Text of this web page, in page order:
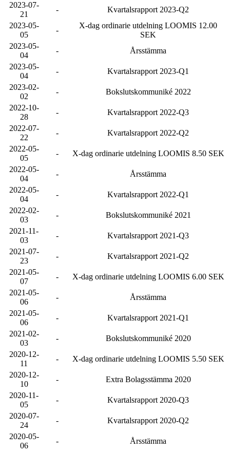
2023-07-
21
-
Kvartalsrapport 2023-Q2
2023-05-
05
-
X-dag ordinarie utdelning LOOMIS 12.00
SEK
2023-05-
04
-
Årsstämma
2023-05-
04
-
Kvartalsrapport 2023-Q1
2023-02-
02
-
Bokslutskommuniké 2022
2022-10-
28
-
Kvartalsrapport 2022-Q3
2022-07-
22
-
Kvartalsrapport 2022-Q2
2022-05-
05
-
X-dag ordinarie utdelning LOOMIS 8.50 SEK
2022-05-
04
-
Årsstämma
2022-05-
04
-
Kvartalsrapport 2022-Q1
2022-02-
03
-
Bokslutskommuniké 2021
2021-11-
03
-
Kvartalsrapport 2021-Q3
2021-07-
23
-
Kvartalsrapport 2021-Q2
2021-05-
07
-
X-dag ordinarie utdelning LOOMIS 6.00 SEK
2021-05-
06
-
Årsstämma
2021-05-
06
-
Kvartalsrapport 2021-Q1
2021-02-
03
-
Bokslutskommuniké 2020
2020-12-
11
-
X-dag ordinarie utdelning LOOMIS 5.50 SEK
2020-12-
10
-
Extra Bolagsstämma 2020
2020-11-
05
-
Kvartalsrapport 2020-Q3
2020-07-
24
-
Kvartalsrapport 2020-Q2
2020-05-
06
-
Årsstämma